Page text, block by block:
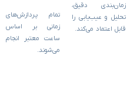
زمان‌بندی دقیق،
تحلیل و عیب‌یابی را
قابل اعتماد می‌کند.
تمام پردازش‌های
زمانی بر اساس
ساعت معتبر انجام
می‌شوند.